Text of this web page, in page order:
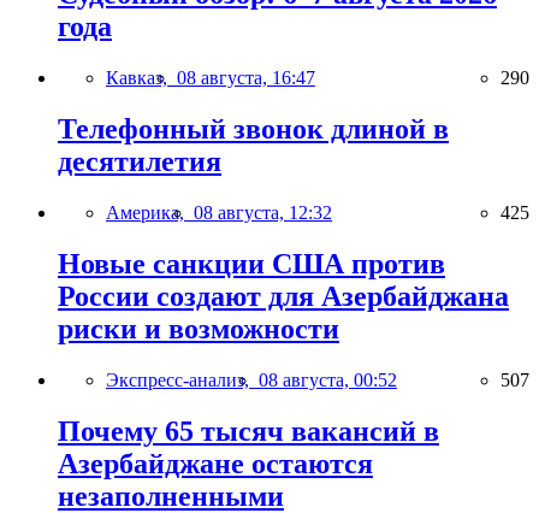
года
Кавказ, 08 августа, 16:47 290
Телефонный звонок длиной в
десятилетия
Америка, 08 августа, 12:32 425
Новые санкции США против
России создают для Азербайджана
риски и возможности
Экспресс-анализ, 08 августа, 00:52 507
Почему 65 тысяч вакансий в
Азербайджане остаются
незаполненными